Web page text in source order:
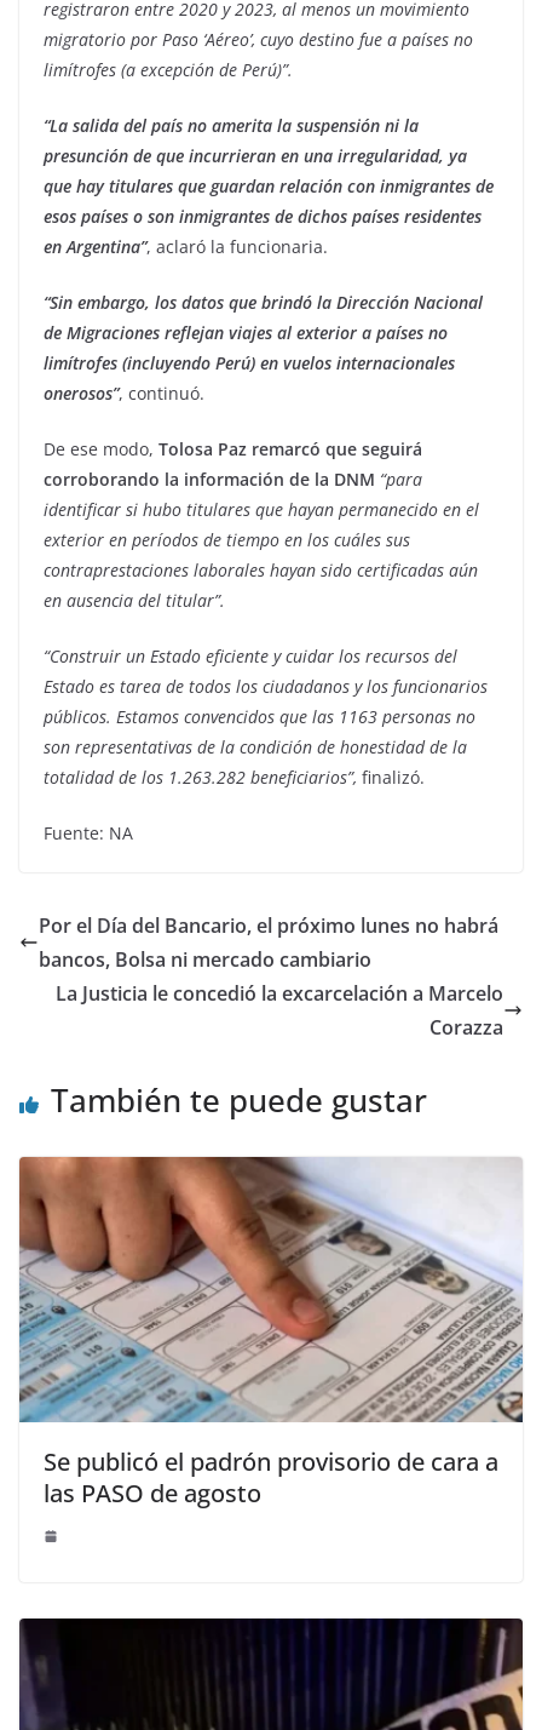
registraron entre 2020 y 2023, al menos un movimiento
migratorio por Paso ‘Aéreo’, cuyo destino fue a países no
limítrofes (a excepción de Perú)”.
“La salida del país no amerita la suspensión ni la
presunción de que incurrieran en una irregularidad, ya
que hay titulares que guardan relación con inmigrantes de
esos países o son inmigrantes de dichos países residentes
en Argentina”, aclaró la funcionaria.
“Sin embargo, los datos que brindó la Dirección Nacional
de Migraciones reflejan viajes al exterior a países no
limítrofes (incluyendo Perú) en vuelos internacionales
onerosos”, continuó.
De ese modo, Tolosa Paz remarcó que seguirá
corroborando la información de la DNM “para
identificar si hubo titulares que hayan permanecido en el
exterior en períodos de tiempo en los cuáles sus
contraprestaciones laborales hayan sido certificadas aún
en ausencia del titular”.
“Construir un Estado eficiente y cuidar los recursos del
Estado es tarea de todos los ciudadanos y los funcionarios
públicos. Estamos convencidos que las 1163 personas no
son representativas de la condición de honestidad de la
totalidad de los 1.263.282 beneficiarios”, finalizó.
Fuente: NA
Por el Día del Bancario, el próximo lunes no habrá
bancos, Bolsa ni mercado cambiario
La Justicia le concedió la excarcelación a Marcelo
Corazza
También te puede gustar
Se publicó el padrón provisorio de cara a
las PASO de agosto